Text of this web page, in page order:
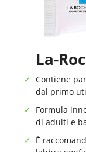
La-
Contiene
dal primo
Formula
di adulti e
È